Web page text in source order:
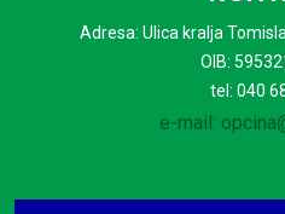
Adresa: Ulica kralja
OIB:
tel: 040
e-mail: